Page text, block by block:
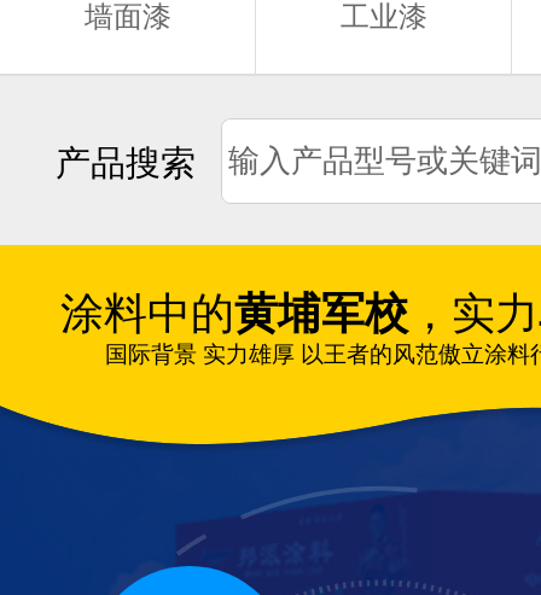
墙面漆 工业漆
产品搜索
涂料中的黄埔军校 ，实力
国际背景 实力雄厚 以王者的风范傲立涂料